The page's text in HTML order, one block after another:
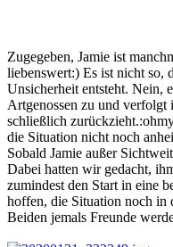
Zugegeben, Jamie ist
liebenswert:) Es ist nicht so,
Unsicherheit entsteht. Nein,
Artgenossen zu und verfolgt
schließlich
die Situation nicht noch
Sobald Jamie außer
Dabei hatten wir gedacht,
zumindest den Start in eine
hoffen, die Situation noch
Beiden jemals Freunde